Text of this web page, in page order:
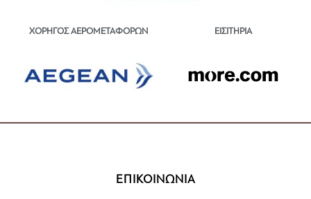
ΧΟΡΗΓΟΣ ΑΕΡΟΜΕΤΑΦΟΡΩΝ ΕΙΣΙΤΗΡΙΑ
ΕΠΙΚΟΙΝΩΝΙΑ